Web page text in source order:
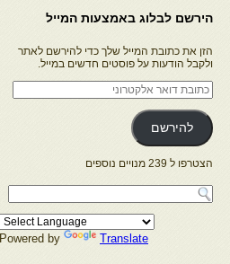
הירשם לבלוג באמצעות המייל
הזן את כתובת המייל שלך כדי להירשם לאתר
ולקבל הודעות על פוסטים חדשים במייל.
כתובת
דואר
אלקטרוני
להירשם
הצטרפו ל 239 מנויים נוספים
Powered by Translate